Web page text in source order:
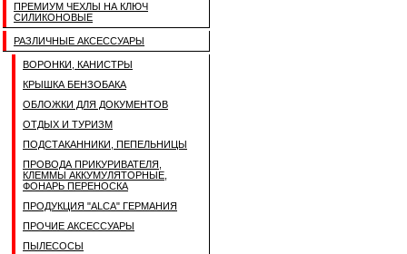
ПРЕМИУМ ЧЕХЛЫ НА КЛЮЧ
СИЛИКОНОВЫЕ
РАЗЛИЧНЫЕ АКСЕССУАРЫ
ВОРОНКИ, КАНИСТРЫ
КРЫШКА БЕНЗОБАКА
ОБЛОЖКИ ДЛЯ ДОКУМЕНТОВ
ОТДЫХ И ТУРИЗМ
ПОДСТАКАННИКИ, ПЕПЕЛЬНИЦЫ
ПРОВОДА ПРИКУРИВАТЕЛЯ,
КЛЕММЫ АККУМУЛЯТОРНЫЕ,
ФОНАРЬ ПЕРЕНОСКА
ПРОДУКЦИЯ "ALCA" ГЕРМАНИЯ
ПРОЧИЕ АКСЕССУАРЫ
ПЫЛЕСОСЫ